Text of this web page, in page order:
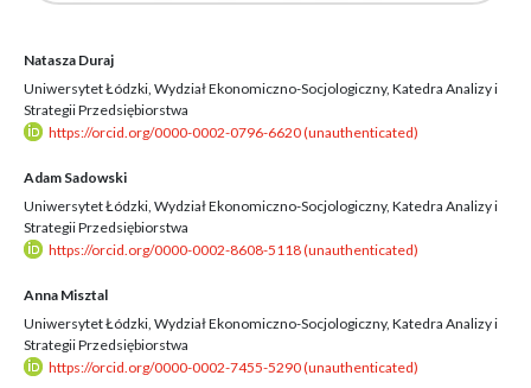
Natasza Duraj
Uniwersytet Łódzki, Wydział Ekonomiczno-Socjologiczny, Katedra Analizy i
Strategii Przedsiębiorstwa
https://orcid.org/0000-0002-0796-6620 (unauthenticated)
Adam Sadowski
Uniwersytet Łódzki, Wydział Ekonomiczno-Socjologiczny, Katedra Analizy i
Strategii Przedsiębiorstwa
https://orcid.org/0000-0002-8608-5118 (unauthenticated)
Anna Misztal
Uniwersytet Łódzki, Wydział Ekonomiczno-Socjologiczny, Katedra Analizy i
Strategii Przedsiębiorstwa
https://orcid.org/0000-0002-7455-5290 (unauthenticated)